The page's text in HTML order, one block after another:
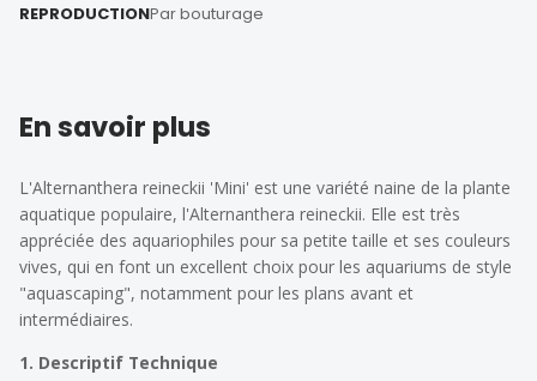
REPRODUCTIONPar bouturage
En savoir plus
L'Alternanthera reineckii 'Mini' est une variété naine de la plante
aquatique populaire, l'Alternanthera reineckii. Elle est très
appréciée des aquariophiles pour sa petite taille et ses couleurs
vives, qui en font un excellent choix pour les aquariums de style
"aquascaping", notamment pour les plans avant et
intermédiaires.
1. Descriptif Technique